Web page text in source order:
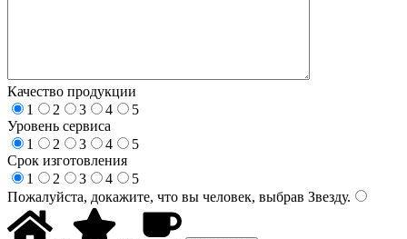
Качество продукции
1
2 3 4
5
Уровень сервиса
1
2 3 4
5
Срок изготовления
1
2 3 4
5
Пожалуйста, докажите, что вы человек, выбрав Звезду.